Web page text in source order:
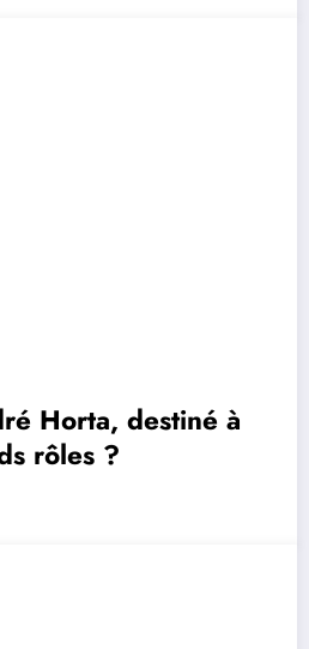
Horta, destiné à
rôles ?